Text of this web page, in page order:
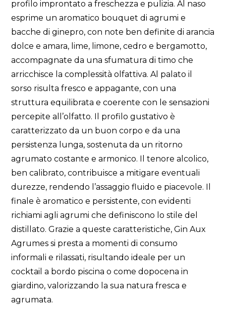
profilo improntato a freschezza e pulizia. Al naso
esprime un aromatico bouquet di agrumi e
bacche di ginepro, con note ben definite di arancia
dolce e amara, lime, limone, cedro e bergamotto,
accompagnate da una sfumatura di timo che
arricchisce la complessità olfattiva. Al palato il
sorso risulta fresco e appagante, con una
struttura equilibrata e coerente con le sensazioni
percepite all’olfatto. Il profilo gustativo è
caratterizzato da un buon corpo e da una
persistenza lunga, sostenuta da un ritorno
agrumato costante e armonico. Il tenore alcolico,
ben calibrato, contribuisce a mitigare eventuali
durezze, rendendo l’assaggio fluido e piacevole. Il
finale è aromatico e persistente, con evidenti
richiami agli agrumi che definiscono lo stile del
distillato. Grazie a queste caratteristiche, Gin Aux
Agrumes si presta a momenti di consumo
informali e rilassati, risultando ideale per un
cocktail a bordo piscina o come dopocena in
giardino, valorizzando la sua natura fresca e
agrumata.